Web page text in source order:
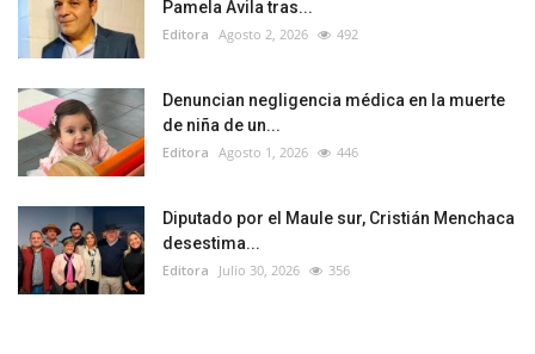
Pamela Ávila tras...
Editora Agosto 2, 2026 492
Denuncian negligencia médica en la muerte
de niña de un...
Editora Agosto 1, 2026 446
Diputado por el Maule sur, Cristián Menchaca
desestima...
Editora Julio 30, 2026 356